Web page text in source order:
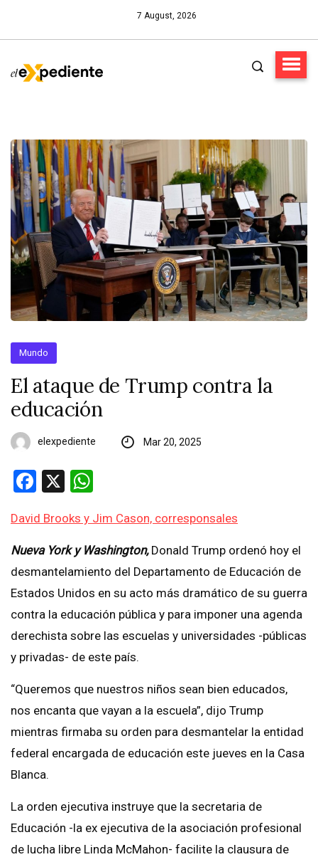
7 August, 2026
Mundo
El ataque de Trump contra la
educación
elexpediente Mar 20, 2025
Facebook
X
David Brooks y Jim Cason, corresponsales
Nueva York y Washington,Donald Trump ordenó hoy el
desmantelamiento del Departamento de Educación de
Estados Unidos en su acto más dramático de su guerra
contra la educación pública y para imponer una agenda
derechista sobre las escuelas y universidades -públicas
y privadas- de este país.
“Queremos que nuestros niños sean bien educados,
nos encanta que vayan a la escuela”, dijo Trump
mientras firmaba su orden para desmantelar la entidad
federal encargada de educación este jueves en la Casa
Blanca.
La orden ejecutiva instruye que la secretaria de
Educación -la ex ejecutiva de la asociación profesional
de lucha libre Linda McMahon- facilite la clausura de